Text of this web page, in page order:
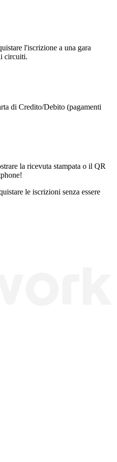
l'iscrizione a una gara
circuiti.
di Credito/Debito (pagamenti
la ricevuta stampata o il QR
le iscrizioni senza essere